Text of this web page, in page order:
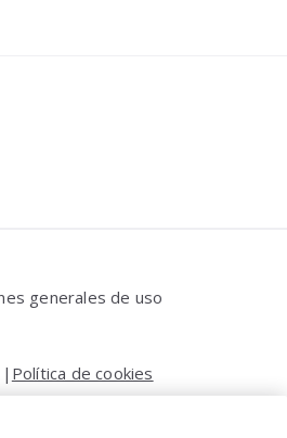
generales de uso
Política de cookies